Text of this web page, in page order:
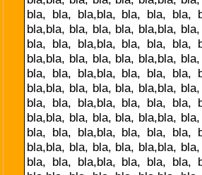
bla, bla, bla,bla, bla, bla, bla,
bla,bla, bla, bla, bla, bla,bla,
bla, bla, bla,bla, bla, bla, bla,
bla,bla, bla, bla, bla, bla,bla,
bla, bla, bla,bla, bla, bla, bla,
bla,bla, bla, bla, bla, bla,bla,
bla, bla, bla,bla, bla, bla, bla,
bla,bla, bla, bla, bla, bla,bla,
bla, bla, bla,bla, bla, bla, bla,
bla,bla, bla, bla, bla, bla,bla,
bla, bla, bla,bla, bla, bla, bla,